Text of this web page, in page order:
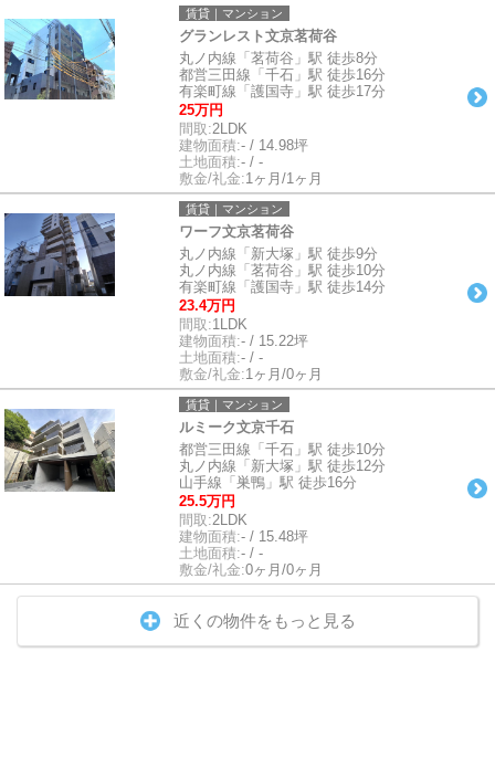
賃貸｜マンション
グランレスト文京茗荷谷
丸ノ内線「茗荷谷」駅 徒歩8分
都営三田線「千石」駅 徒歩16分
有楽町線「護国寺」駅 徒歩17分
25万円
間取:2LDK
建物面積:- / 14.98坪
土地面積:- / -
敷金/礼金:1ヶ月/1ヶ月
賃貸｜マンション
ワーフ文京茗荷谷
丸ノ内線「新大塚」駅 徒歩9分
丸ノ内線「茗荷谷」駅 徒歩10分
有楽町線「護国寺」駅 徒歩14分
23.4万円
間取:1LDK
建物面積:- / 15.22坪
土地面積:- / -
敷金/礼金:1ヶ月/0ヶ月
賃貸｜マンション
ルミーク文京千石
都営三田線「千石」駅 徒歩10分
丸ノ内線「新大塚」駅 徒歩12分
山手線「巣鴨」駅 徒歩16分
25.5万円
間取:2LDK
建物面積:- / 15.48坪
土地面積:- / -
敷金/礼金:0ヶ月/0ヶ月
近くの物件をもっと見る